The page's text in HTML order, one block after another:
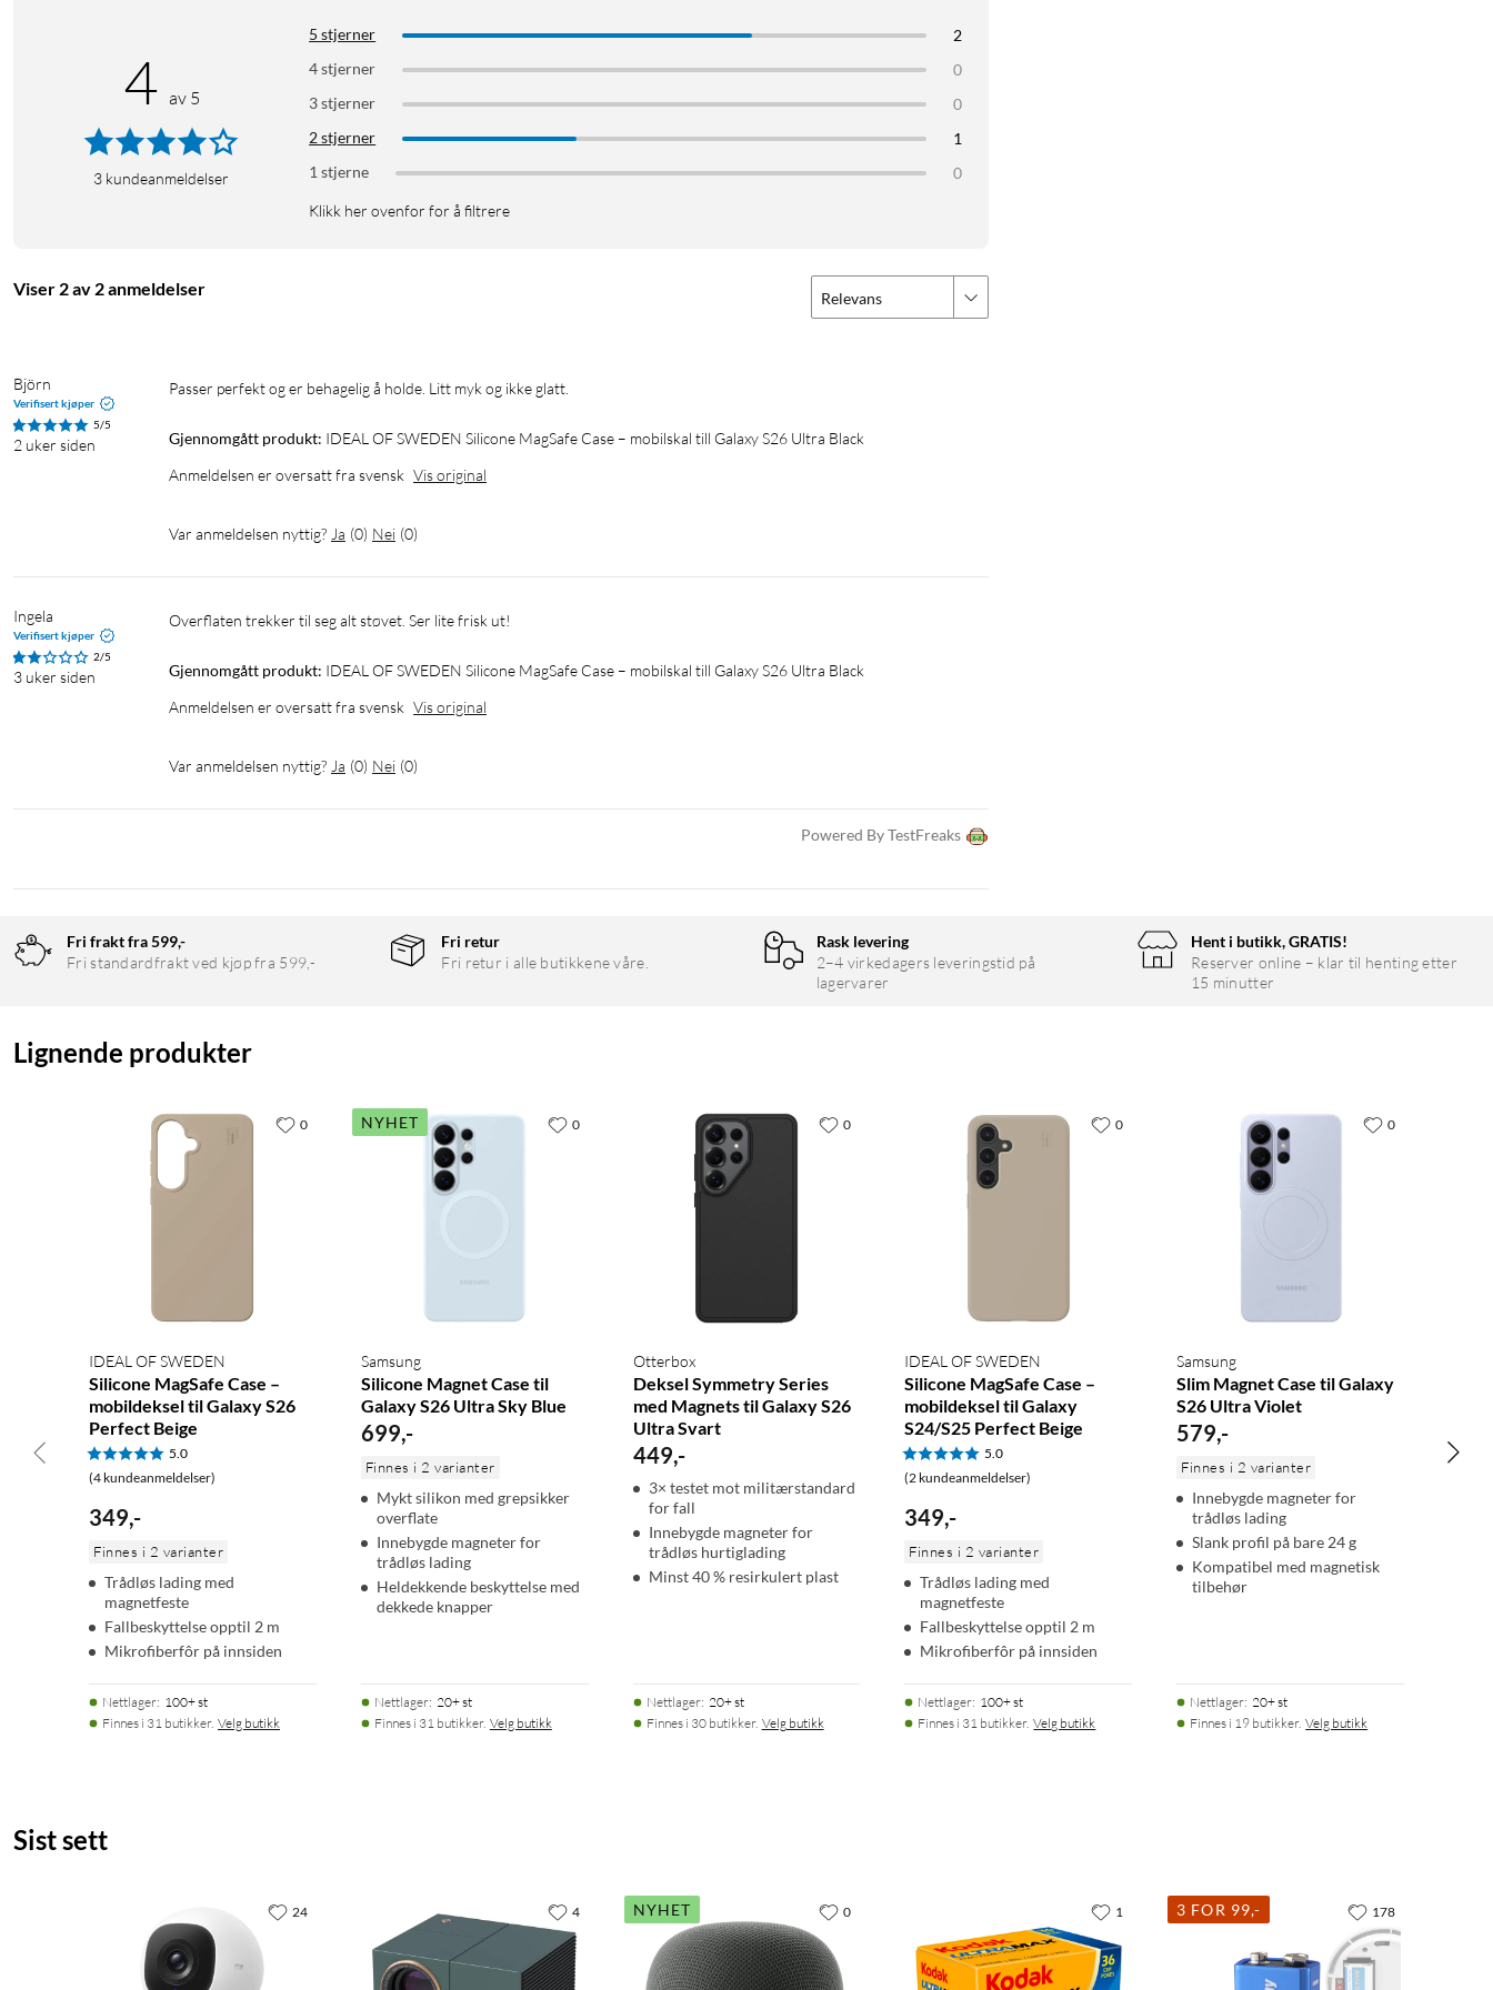
Kompatibilitet: Samsung Galaxy S26 Ultra
MagSafe-kompatibelt: ja
Materiale: flytende silikon, resirkulert polykarbonat
4 av 5
3 kundeanmeldelser
5 stjerner
2
4 stjerner
0
3 stjerner
0
2 stjerner
1
1 stjerne
0
Klikk her ovenfor for å filtrere
Viser 2 av 2 anmeldelser Relevans
Björn
Verifisert kjøper
5/5
2 uker siden
Passer perfekt og er behagelig å holde. Litt myk og ikke glatt.
Gjennomgått produkt: IDEAL OF SWEDEN Silicone MagSafe Case – mobilskal till Galaxy S26 Ultra Black
Anmeldelsen er oversatt fra svensk Vis original
Var anmeldelsen nyttig? Ja (0) Nei (0)
Ingela
Verifisert kjøper
2/5
3 uker siden
Overflaten trekker til seg alt støvet. Ser lite frisk ut!
Gjennomgått produkt: IDEAL OF SWEDEN Silicone MagSafe Case – mobilskal till Galaxy S26 Ultra Black
Anmeldelsen er oversatt fra svensk Vis original
Var anmeldelsen nyttig? Ja (0) Nei (0)
Powered By TestFreaks
Fri frakt fra 599,-
Fri standardfrakt ved kjøp fra 599,-
Fri retur
Fri retur i alle butikkene våre.
Rask levering
2–4 virkedagers leveringstid på
lagervarer
Hent i butikk, GRATIS!
Reserver online – klar til henting etter
15 minutter
Lignende produkter
IDEAL OF SWEDEN
Silicone MagSafe Case –
mobildeksel til Galaxy S26
Perfect Beige
5.0
(4 kundeanmeldelser)
349,-
Finnes i 2 varianter
Trådløs lading med
magnetfeste
Fallbeskyttelse opptil 2 m
Mikrofiberfôr på innsiden
Nettlager: 100+ st
Finnes i 31 butikker. Velg butikk
0 NYHET
Samsung
Silicone Magnet Case til
Galaxy S26 Ultra Sky Blue
699,-
Finnes i 2 varianter
Mykt silikon med grepsikker
overflate
Innebygde magneter for
trådløs lading
Heldekkende beskyttelse med
dekkede knapper
Nettlager: 20+ st
Finnes i 31 butikker. Velg butikk
0
Otterbox
Deksel Symmetry Series
med Magnets til Galaxy S26
Ultra Svart
449,-
3× testet mot militærstandard
for fall
Innebygde magneter for
trådløs hurtiglading
Minst 40 % resirkulert plast
Nettlager: 20+ st
Finnes i 30 butikker. Velg butikk
0
IDEAL OF SWEDEN
Silicone MagSafe Case –
mobildeksel til Galaxy
S24/S25 Perfect Beige
5.0
(2 kundeanmeldelser)
349,-
Finnes i 2 varianter
Trådløs lading med
magnetfeste
Fallbeskyttelse opptil 2 m
Mikrofiberfôr på innsiden
Nettlager: 100+ st
Finnes i 31 butikker. Velg butikk
0
Samsung
Slim Magnet Case til Galaxy
S26 Ultra Violet
579,-
Finnes i 2 varianter
Innebygde magneter for
trådløs lading
Slank profil på bare 24 g
Kompatibel med magnetisk
tilbehør
Nettlager: 20+ st
Finnes i 19 butikker. Velg butikk
0
Sist sett
24 4 NYHET 0 1 3 FOR 99,- 178